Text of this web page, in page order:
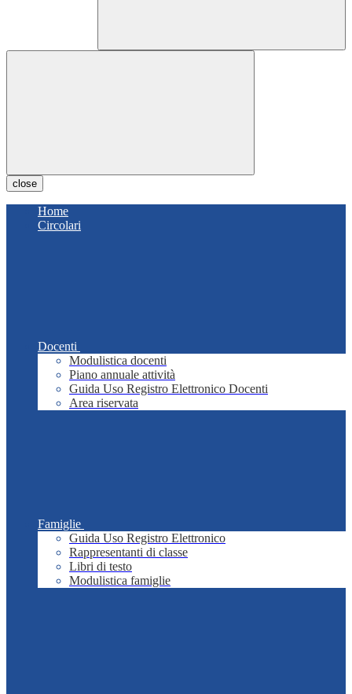
close
Home
Circolari
Docenti
Modulistica docenti
Piano annuale attività
Guida Uso Registro Elettronico Docenti
Area riservata
Famiglie
Guida Uso Registro Elettronico
Rappresentanti di classe
Libri di testo
Modulistica famiglie